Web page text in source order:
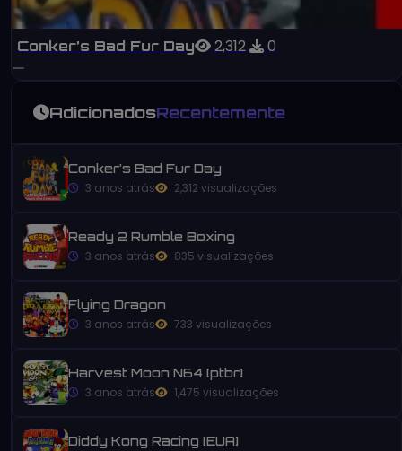
Conker’s Bad Fur Day 2,312 0
AdicionadosRecentemente
Conker’s Bad Fur Day
3 anos atrás
2,312 visualizações
Ready 2 Rumble Boxing
3 anos atrás
835 visualizações
Flying Dragon
3 anos atrás
733 visualizações
Harvest Moon N64 [ptbr]
3 anos atrás
1,475 visualizações
Diddy Kong Racing [EUA]